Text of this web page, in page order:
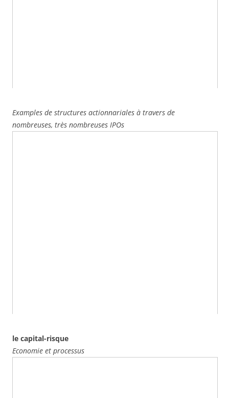
Examples de structures actionnariales à travers de
nombreuses, très nombreuses IPOs
le capital-risque
Economie et processus